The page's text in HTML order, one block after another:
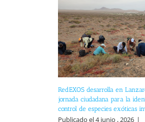
RedEXOS desarrolla en
jornada ciudadana para la
control de especies exóticas
Publicado el 4 junio , 2026 |